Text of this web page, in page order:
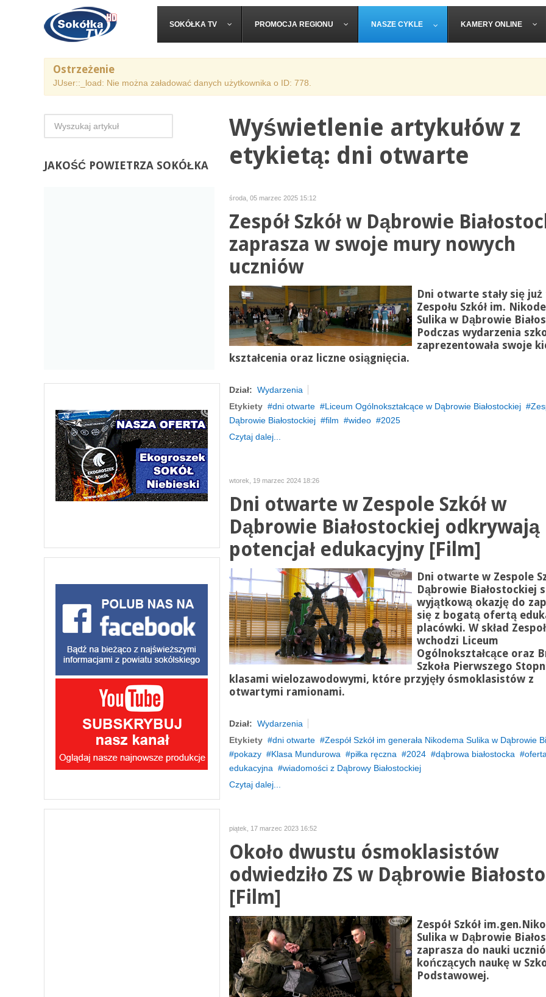
SOKÓŁKA TV PROMOCJA REGIONU NASZE CYKLE KAMERY ONLINE
Ostrzeżenie
JUser::_load: Nie można załadować danych użytkownika o ID: 778.
Wyświetlenie artykułów z
etykietą: dni otwarte
środa, 05 marzec 2025 15:12
Zespół Szkół w Dąbrowie
zaprasza w swoje mury nowych
uczniów
Dni otwarte stały się
Zespołu Szkół im.
Sulika w Dąbrowie
Podczas wydarzenia
zaprezentowała swoje
kształcenia oraz liczne osiągnięcia.
Dział: Wydarzenia
Etykiety
dni otwarte Liceum Ogólnokształcące w Dąbrowie Białostockiej
Dąbrowie Białostockiej
film wideo
2025
Czytaj dalej...
wtorek, 19 marzec 2024 18:26
Dni otwarte w Zespole Szkół w
Dąbrowie Białostockiej odkrywają
potencjał edukacyjny [Film]
Dni otwarte w Zespole
Dąbrowie Białostockiej
wyjątkową okazję do
się z bogatą ofertą
placówki. W skład
wchodzi Liceum
Ogólnokształcące oraz
Szkoła Pierwszego
klasami wielozawodowymi, które przyjęły ósmoklasistów z
otwartymi ramionami.
Dział: Wydarzenia
Etykiety
dni otwarte
Zespół Szkół im generała Nikodema Sulika w Dąbrowie
pokazy
Klasa Mundurowa piłka ręczna 2024 dąbrowa białostocka
oferta
edukacyjna
wiadomości z Dąbrowy Białostockiej
Czytaj dalej...
piątek, 17 marzec 2023 16:52
Około dwustu ósmoklasistów
odwiedziło ZS w Dąbrowie
[Film]
Zespół Szkół im.gen.
Sulika w Dąbrowie
zaprasza do nauki
kończących naukę w
Podstawowej.
JAKOŚĆ POWIETRZA SOKÓŁKA